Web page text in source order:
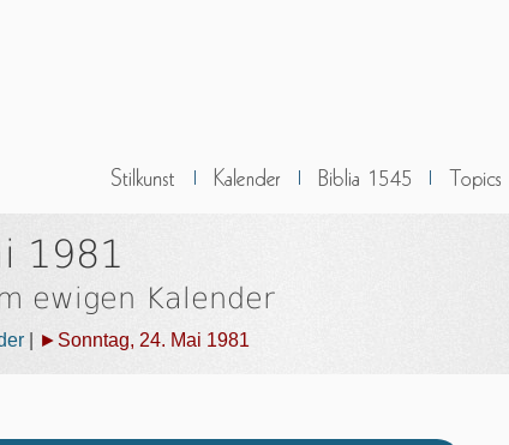
1981
ewigen Kalender
►Sonntag, 24. Mai 1981